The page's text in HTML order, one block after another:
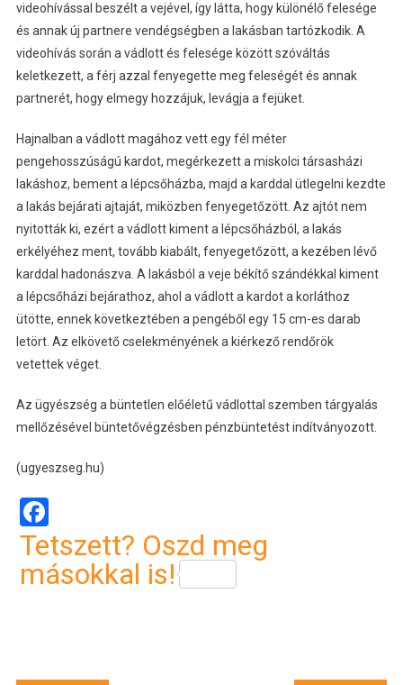
videohívással beszélt a vejével, így látta, hogy különélő felesége
és annak új partnere vendégségben a lakásban tartózkodik. A
videohívás során a vádlott és felesége között szóváltás
keletkezett, a férj azzal fenyegette meg feleségét és annak
partnerét, hogy elmegy hozzájuk, levágja a fejüket.
Hajnalban a vádlott magához vett egy fél méter
pengehosszúságú kardot, megérkezett a miskolci társasházi
lakáshoz, bement a lépcsőházba, majd a karddal ütlegelni kezdte
a lakás bejárati ajtaját, miközben fenyegetőzött. Az ajtót nem
nyitották ki, ezért a vádlott kiment a lépcsőházból, a lakás
erkélyéhez ment, tovább kiabált, fenyegetőzött, a kezében lévő
karddal hadonászva. A lakásból a veje békítő szándékkal kiment
a lépcsőházi bejárathoz, ahol a vádlott a kardot a korláthoz
ütötte, ennek következtében a pengéből egy 15 cm-es darab
letört. Az elkövető cselekményének a kiérkező rendőrök
vetettek véget.
Az ügyészség a büntetlen előéletű vádlottal szemben tárgyalás
mellőzésével büntetővégzésben pénzbüntetést indítványozott.
(ugyeszseg.hu)
Facebook
Tetszett? Oszd meg
másokkal is!